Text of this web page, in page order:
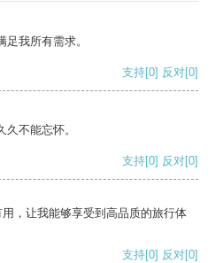
我所有需求。
支持[0] 反对[0]
不能忘怀。
支持[0] 反对[0]
，让我能够享受到高品质的旅行体
支持[0] 反对[0]